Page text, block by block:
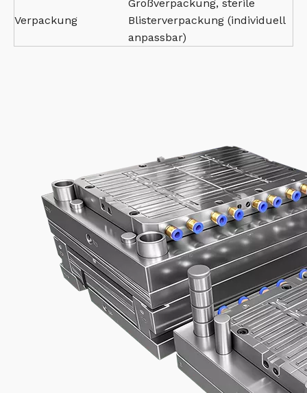
Verpackung
Großverpackung, sterile
Blisterverpackung (individuell
anpassbar)